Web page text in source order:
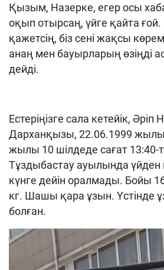
Қызым, Назерке, егер осы
оқып отырсаң, үйге қайта ғой.
қажетсің, біз сені жақсы
анаң мен бауырларың өзіңді
дейді.
Естеріңізге сала кетейік, Әріп
Дарханқызы, 22.06.1999 жылы
жылы 10 шілдеде сағат 13:40-
Тұздыбастау ауылында үйден
күнге дейін оралмады. Бойы
кг. Шашы қара ұзын. Үстінде
болған.